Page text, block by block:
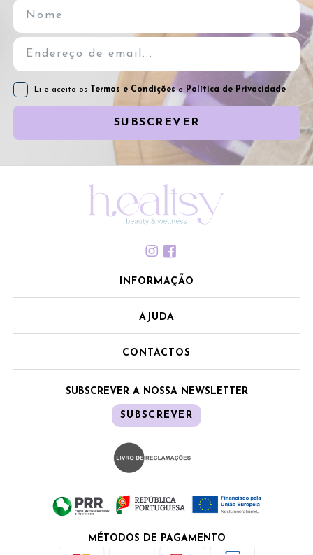
Li e aceito os Termos e Condiçõese Política de Privacidade
SUBSCREVER
INFORMAÇÃO
AJUDA
CONTACTOS
SUBSCREVER A NOSSA NEWSLETTER
SUBSCREVER
MÉTODOS DE PAGAMENTO